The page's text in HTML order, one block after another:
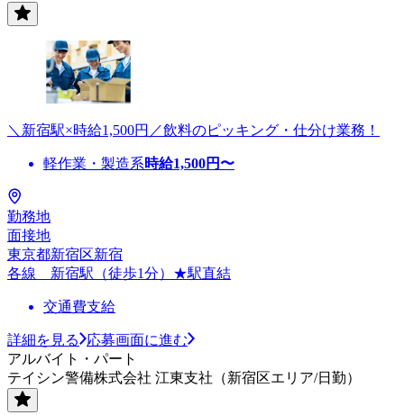
＼新宿駅×時給1,500円／飲料のピッキング・仕分け業務！
軽作業・製造系時給1,500円〜
勤務地
面接地
東京都新宿区新宿
各線 新宿駅（徒歩1分）★駅直結
交通費支給
詳細を見る
応募画面に進む
アルバイト・パート
テイシン警備株式会社 江東支社（新宿区エリア/日勤）